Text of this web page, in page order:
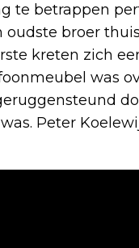
te betrappen
oudste broer
kreten zich
was
Peter